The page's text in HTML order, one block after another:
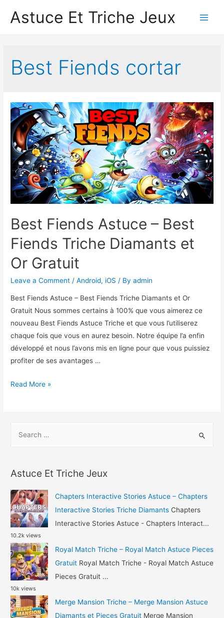
Astuce Et Triche Jeux
Best Fiends cortar
Best Fiends Astuce – Best
Fiends Triche Diamants et
Or Gratuit
Leave a Comment /Android, iOS / Byadmin
Best Fiends Astuce – Best Fiends Triche Diamants et Or
Gratuit Nous sommes certains à 100% que vous aimerez ce
nouveau Best Fiends Astuce Triche et que vous l’utiliserez
chaque fois que vous en aurez besoin. Notre équipe l’a enfin
développé et nous l’avons mis en ligne pour que vous puissiez
profiter de ses avantages …
Best
Best
Diamants
Or
Gratuit
Read More »
h
f
o
r
:
Astuce Et Triche Jeux
Chapters Interactive Stories Astuce – Chapters
Interactive Stories Triche Diamants Chapters
Interactive Stories Astuce - Chapters Interact...
10.2k views
Royal Match Triche – Royal Match Astuce Pieces
Gratuit Royal Match Triche - Royal Match Astuce
Pieces Gratuit ...
10k views
Merge Mansion Triche – Merge Mansion Astuce
Diamants et Pieces Gratuit Merge Mansion